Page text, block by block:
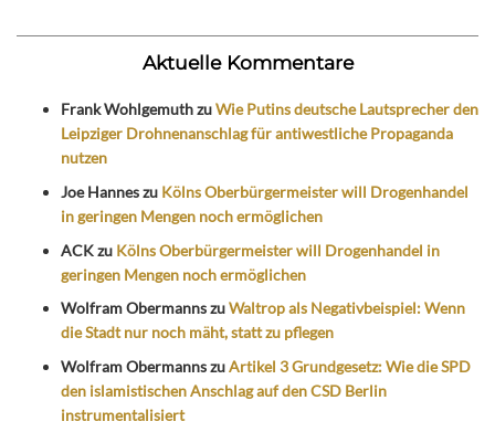
Aktuelle Kommentare
Frank WohlgemuthzuWie Putins deutsche Lautsprecher den
Leipziger Drohnenanschlag für antiwestliche Propaganda
nutzen
Joe Hanneszu Kölns Oberbürgermeister will Drogenhandel
in geringen Mengen noch ermöglichen
ACKzu Kölns Oberbürgermeister will Drogenhandel in
geringen Mengen noch ermöglichen
Wolfram ObermannszuWaltrop als Negativbeispiel: Wenn
die Stadt nur noch mäht, statt zu pflegen
Wolfram ObermannszuArtikel 3 Grundgesetz: Wie die SPD
den islamistischen Anschlag auf den CSD Berlin
instrumentalisiert